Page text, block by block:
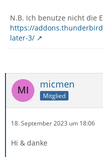
N.B. Ich benutze nicht die
https://
later-3/
micmen
Mitglied
18. September 2023 um 18:06
Hi & danke